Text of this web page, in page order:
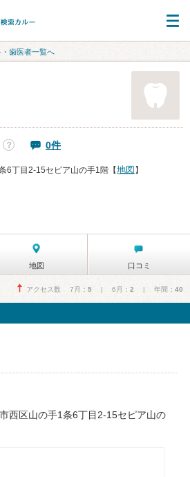
歯医者一覧へ
？ 0件
6丁目2-15セピア山の手1階【地図 】
地図 口コミ
アクセス数 7月： 5 | 6月： 2 | 年間： 40
西区山の手1条6丁目2-15セピア山の